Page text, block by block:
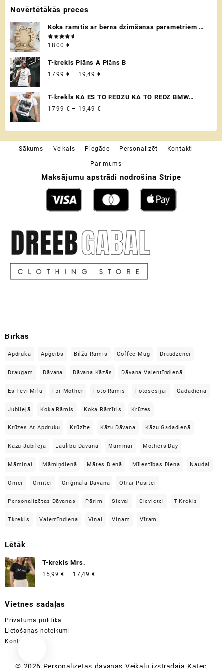
product
Novērtētākās preces
Koka rāmītis ar bērna dzimšanas parametriem /
metriku - personalizēta dāvana raudzībās un
citos svētkos ♡
Novērtēts
ar 5.00
18,00 €
T-krekls Plāns A Plāns B
17,99 € – 19,49 €
17,99 €
T-krekls KĀ ES TO REDZU KĀ TO REDZ BMW
VADITĀJS
17,99 € – 19,49 €
through
19,49 €
Sākums Veikals Piegāde Personalizēt Kontakti
Par mums
Maksājumu apstrādi nodrošina Stripe
Birkas
Apdruka Apģērbs Bilžu Rāmis Coffee Mug Draudzenei
Draugam Dāvana Dāvana Kāzās Dāvana Valentīndienā
Es Tevi Mīlu For Mother Foto Rāmis Fotosesijai Gadadienā
Jubilejā Koka Rāmis Koka Rāmītis Krūzes
Krūzes Ar Apdruku Krūzīte Kāzu Dāvana Kāzu Gadadienā
Kāzu Jubilejā Laulību Dāvana Mammai Mothers Day
Māmiņai Māmiņdienā Mātes Dienā Mīlestības Diena Naudai
Omei Omītei Oriģināla Dāvana Otrai Pusītei
Personalizētas Dāvanas Pārim Sievai Sievietei T-Krekls
Tkrekls Valentīndiena Viņai Viņam Vīram
Lētāk
T-krekls Mrs.
15,99 € – 17,49 €
Vietnes sadaļas
Privātuma politika
Lietošanas noteikumi
Kontakti
© 2026 Personalizētas dāvanas Veikalu izstrādāja Katec